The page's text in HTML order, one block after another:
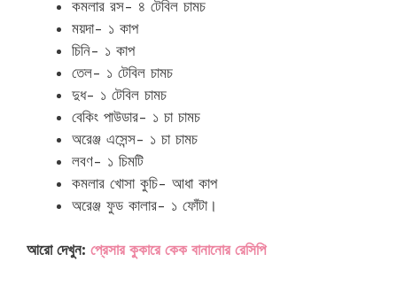
কমলার রস- ৪ টেবিল চামচ
ময়দা- ১ কাপ
চিনি- ১ কাপ
তেল- ১ টেবিল চামচ
দুধ- ১ টেবিল চামচ
বেকিং পাউডার- ১ চা চামচ
অরেঞ্জ এসেন্স- ১ চা চামচ
লবণ- ১ চিমটি
কমলার খোসা কুচি- আধা কাপ
অরেঞ্জ ফুড কালার- ১ ফোঁটা।
আরো দেখুন: প্রেসার কুকারে কেক বানানোর রেসিপি